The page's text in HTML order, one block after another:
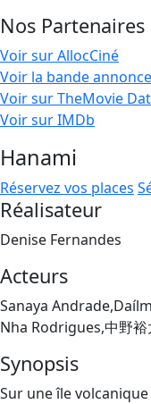
Nos Partenaires
Voir sur AllocCiné
Voir la bande
Voir sur TheMovie
Voir sur IMDb
Hanami
Réservez vos places
Réalisateur
Denise Fernandes
Acteurs
Sanaya
Nha Rodrigues,中野裕
Synopsis
Sur une île